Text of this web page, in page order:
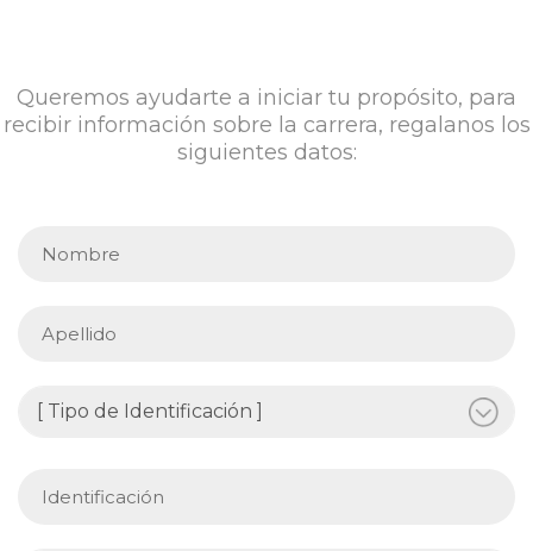
Queremos ayudarte a iniciar tu propósito, para
recibir información sobre la carrera, regalanos los
siguientes datos: